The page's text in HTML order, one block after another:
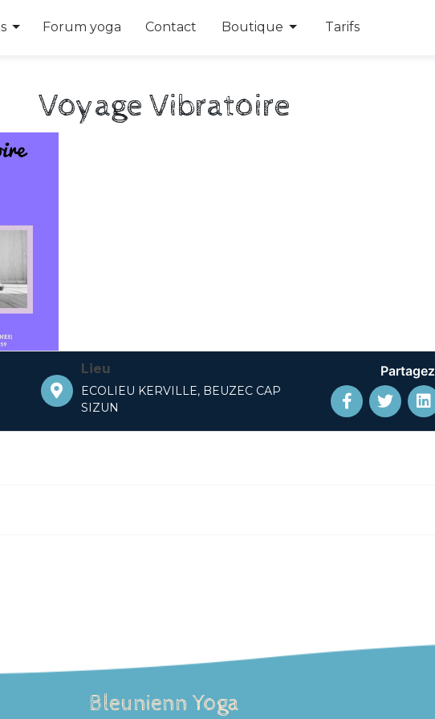
Toggle Dropdown
Forum yoga Contact Boutique Toggle Dropdown
Tarifs
Voyage Vibratoire
Lieu
ECOLIEU KERVILLE, BEUZEC CAP
SIZUN
Partagez
Bleunienn Yoga